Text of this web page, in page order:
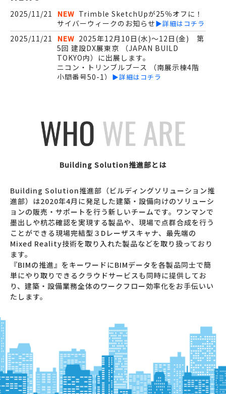
2025/11/21 NEW Trimble SketchUpが25％オフに！
サイバーウィークのお知らせ▶詳細はコチラ
2025/11/21 NEW 2025年12月10日(水)～12日(金) 第
5回 建設DX展東京 （JAPAN BUILD
TOKYO内）に出展します。
ニコン・トリンブルブース （南展示棟4階
小間番号50-1） ▶詳細はコチラ
のテクノロジー展 2025 YOKOHAMAに出展
します。
▶詳細はコチラ
しました。 ▶詳細はコチラ
ご確認下さい。▶詳細はコチラ
2024/10/01 NEW Exynテクノロジー社のマルチプラッ
トフォーム対応LiDARセンサーExyn Nexys
ならびにExyn Nexys Proの発売を開始しま
した
2024/09/12 NEW Archi Future 2024 Trimbleブース
展します。▶詳細はコチラ
2024/08/28 NEW X9の導入事例を公開しました。是非
ご確認下さい。▶詳細はコチラ
Building Solution推進部とは
Building Solution推進部（ビルディングソリューション推
進部）は2020年4月に発足した建築・設備向けのソリューシ
ョンの販売・サポートを行う新しいチームです。ワンマンで
墨出しや杭芯確認を実現する製品や、現場で点群合成を行う
ことができる現場完結型３Dレーザスキャナ、最先端の
Mixed Reality技術を取り入れた製品などを取り扱っており
ます。
『BIMの推進』 をキーワードにBIMデータを各製品同士で簡
単にやり取りできるクラウドサービスも同時に提供してお
り、建築・設備業務全体のワークフロー効率化をお手伝いい
たします。